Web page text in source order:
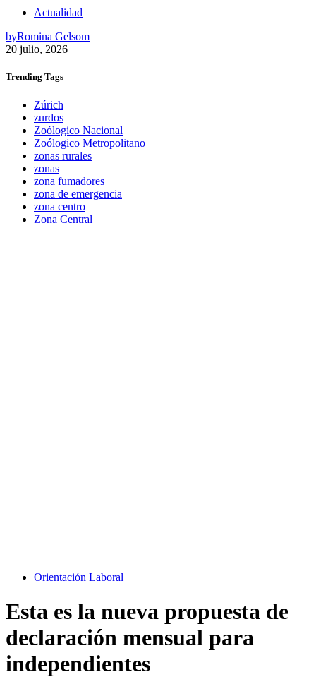
Actualidad
byRomina Gelsom
20 julio, 2026
Trending Tags
Zúrich
zurdos
Zoólogico Nacional
Zoólogico Metropolitano
zonas rurales
zonas
zona fumadores
zona de emergencia
zona centro
Zona Central
Orientación Laboral
Esta es la nueva propuesta de
declaración mensual para
independientes